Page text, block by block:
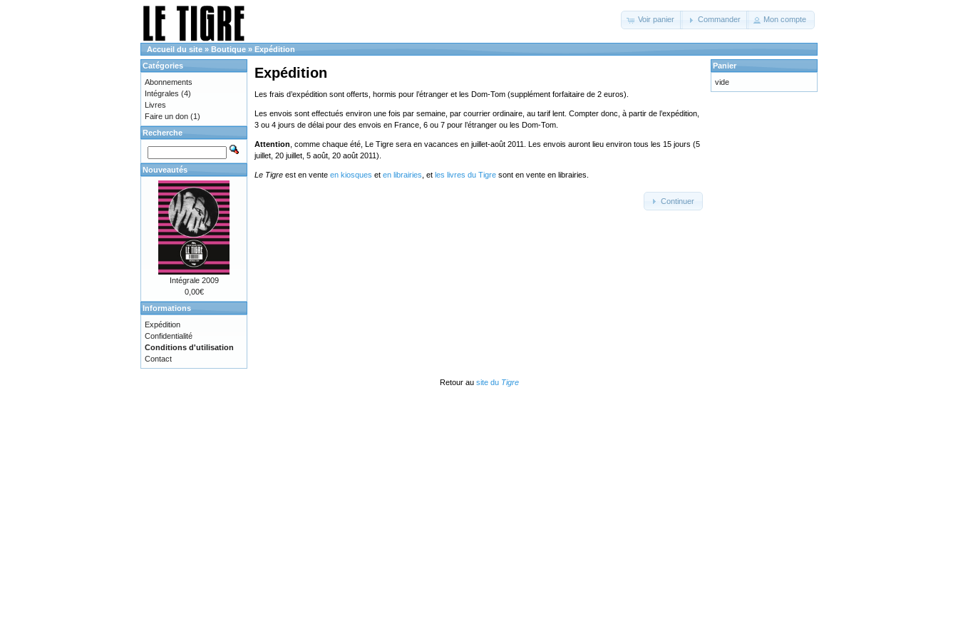
Voir panier Commander Mon compte
Accueil du site » Boutique » Expédition
Expédition
Les frais d’expédition sont offerts, hormis pour l’étranger et les Dom-Tom (supplément forfaitaire de 2 euros).
Les envois sont effectués environ une fois par semaine, par courrier ordinaire, au tarif lent. Compter donc, à partir de l’expédition,
3 ou 4 jours de délai pour des envois en France, 6 ou 7 pour l’étranger ou les Dom-Tom.
Attention , comme chaque été, Le Tigre sera en vacances en juillet-août 2011. Les envois auront lieu environ tous les 15 jours (5
juillet, 20 juillet, 5 août, 20 août 2011).
Le Tigre est en vente en kiosques et en librairies , et les livres du Tigre sont en vente en librairies.
Continuer
Catégories
Abonnements
Intégrales (4)
Livres
Faire un don (1)
Recherche
Nouveautés
Intégrale 2009
0,00€
Informations
Expédition
Confidentialité
Conditions d'utilisation
Contact
Panier
vide
Retour au site du Tigre